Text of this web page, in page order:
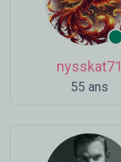
nysskat71
55 ans